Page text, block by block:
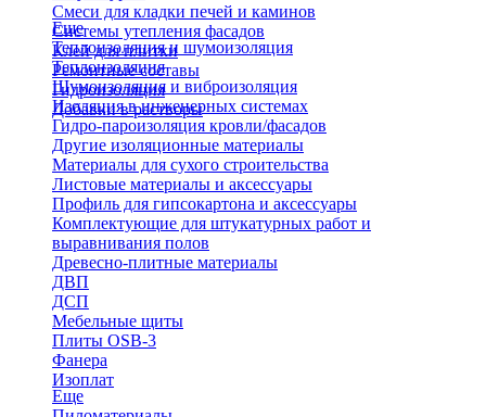
Смеси для кладки печей и каминов
Системы утепления фасадов
Клей для плитки
Ремонтные составы
Гидроизоляция
Добавки в растворы
Еще
Теплоизоляция и шумоизоляция
Теплоизоляция
Шумоизоляция и виброизоляция
Изоляция в инженерных системах
Гидро-пароизоляция кровли/фасадов
Другие изоляционные материалы
Материалы для сухого строительства
Листовые материалы и аксессуары
Профиль для гипсокартона и аксессуары
Комплектующие для штукатурных работ и
выравнивания полов
Древесно-плитные материалы
ДВП
ДСП
Мебельные щиты
Плиты OSB-3
Фанера
Изоплат
Еще